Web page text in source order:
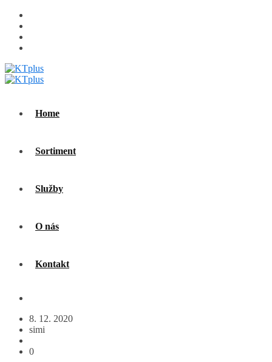
Home
Sortiment
Služby
O nás
Kontakt
8. 12. 2020
simi
0